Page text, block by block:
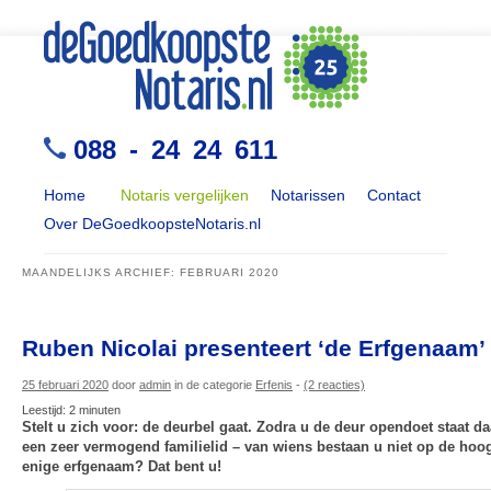
088 - 24 24 611
Home Notaris vergelijken Notarissen
Contact
Over DeGoedkoopsteNotaris.nl
MAANDELIJKS ARCHIEF: FEBRUARI 2020
Ruben Nicolai presenteert ‘de Erfgenaam’
25 februari 2020 door admin in de categorie Erfenis - (2 reacties)
Leestijd: 2 minuten
Stelt u zich voor: de deurbel gaat. Zodra u de deur opendoet staat
een zeer vermogend familielid – van wiens bestaan u niet op de
enige erfgenaam? Dat bent u!